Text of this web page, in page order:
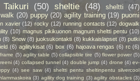
(50) sheltie (48) sheltti
(47)
(20) puppy (20) agility training (19) puomi
xavier (12) rocky (12) running contacts (12) dogwalk
(10) magnus pikikuonon magnum sheltti pentu (10)
(8) Snow (8) juoksukontakti (8) kukkaislapset (8) putki
(6) agilitykisat (6) box (6) hajoava rengas (6) rc (6)
(5) agility table (5) collapsible tire (5) flower power (5)
(4) collapsed tunnel (4) double jump (4) drone (4) ev-
(4) see saw (4) sheltti pentu sheltinpentu silvercool
(3) agility dog training (3) agility obstacles (3)